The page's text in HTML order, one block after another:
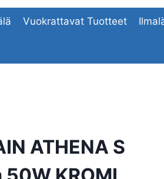
Vuokrattavat Tuotteet
ATHENA S